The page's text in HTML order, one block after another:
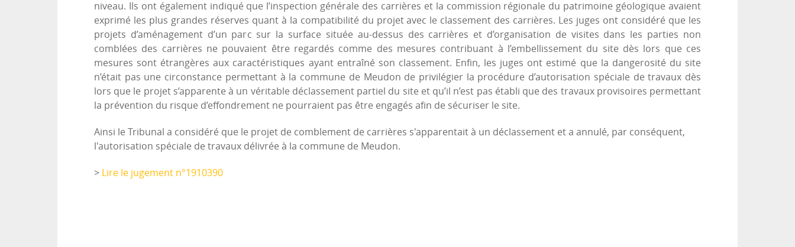
niveau. Ils ont également indiqué que l’inspection générale des carrières et la commission régionale du patrimoine géologique avaient
exprimé les plus grandes réserves quant à la compatibilité du projet avec le classement des carrières. Les juges ont considéré que les
projets d’aménagement d’un parc sur la surface située au-dessus des carrières et d’organisation de visites dans les parties non
comblées des carrières ne pouvaient être regardés comme des mesures contribuant à l’embellissement du site dès lors que ces
mesures sont étrangères aux caractéristiques ayant entraîné son classement. Enfin, les juges ont estimé que la dangerosité du site
n’était pas une circonstance permettant à la commune de Meudon de privilégier la procédure d’autorisation spéciale de travaux dès
lors que le projet s’apparente à un véritable déclassement partiel du site et qu’il n’est pas établi que des travaux provisoires permettant
la prévention du risque d’effondrement ne pourraient pas être engagés afin de sécuriser le site.
Ainsi le Tribunal a considéré que le projet de comblement de carrières s'apparentait à un déclassement et a annulé, par conséquent,
l'autorisation spéciale de travaux délivrée à la commune de Meudon.
> Lire le jugement n°1910390